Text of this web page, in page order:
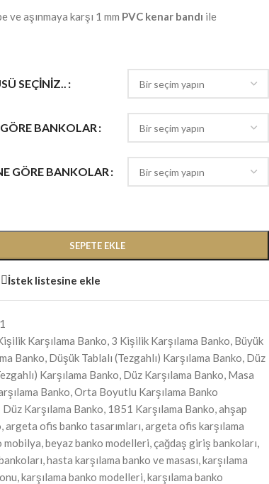
aşınmaya karşı 1 mm PVC kenar bandı ile
SEÇINIZ..
BANKOLAR
GÖRE BANKOLAR
SEPETE EKLE
İstek listesine ekle
Karşılama Banko, 3 Kişilik Karşılama Banko, Büyük
Banko, Düşük Tablalı (Tezgahlı) Karşılama Banko, Düz
Karşılama Banko, Düz Karşılama Banko, Masa
Banko,Orta Boyutlu Karşılama Banko
Karşılama Banko, 1851 Karşılama Banko,ahşap
,argeta ofis banko tasarımları,argeta ofis karşılama
mobilya,beyaz banko modelleri,çağdaş giriş bankoları,
,hasta karşılama banko ve masası,karşılama
,karşılama banko modelleri,karşılama banko